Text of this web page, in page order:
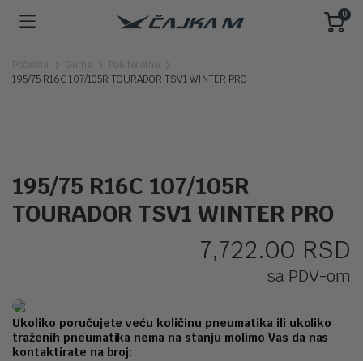
0
Početna Gume
Poluteretne
195/75 R16C 107/105R TOURADOR TSV1 WINTER PRO
195/75 R16C 107/105R
TOURADOR TSV1 WINTER PRO
7,722.00 RSD
sa PDV-om
Ukoliko poručujete veću količinu pneumatika ili ukoliko
traženih pneumatika nema na stanju molimo Vas da nas
kontaktirate na broj: